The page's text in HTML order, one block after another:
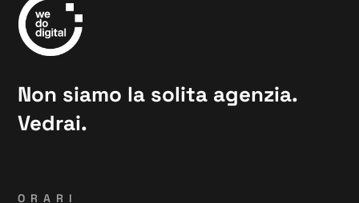
Non siamo la solita agenzia.
Vedrai.
ORARI